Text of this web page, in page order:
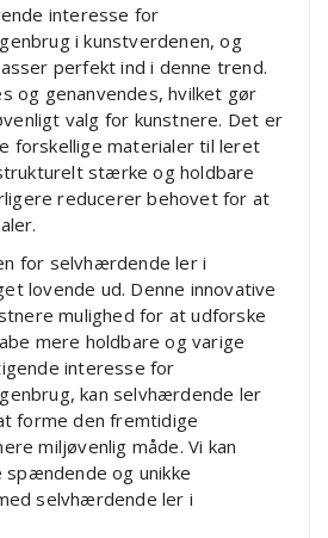
interesse for
i kunstverdenen, og
perfekt ind i denne trend.
og genanvendes, hvilket gør
valg for kunstnere. Det er
forskellige materialer til leret
stærke og holdbare
reducerer behovet for at
for selvhærdende ler i
lovende ud. Denne innovative
mulighed for at udforske
mere holdbare og varige
interesse for
kan selvhærdende ler
forme den fremtidige
miljøvenlig måde. Vi kan
og unikke
selvhærdende ler i